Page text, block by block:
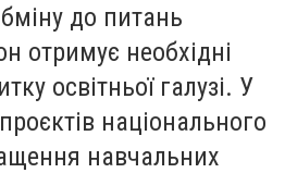
до питань
отримує необхідні
освітньої галузі. У
національного
навчальних